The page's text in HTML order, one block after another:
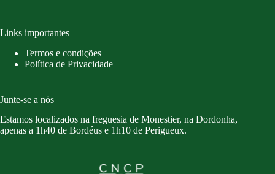
Links importantes
Termos e condições
Política de Privacidade
Junte-se a nós
Estamos localizados na freguesia de Monestier, na Dordonha,
apenas a 1h40 de Bordéus e 1h10 de Perigueux.